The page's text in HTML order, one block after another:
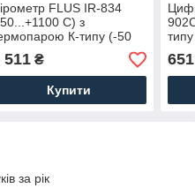
FLUS IR-834
С) з
К-типу (-50
до +1370 °C) 30:1
511₴
Купити
651
за рік